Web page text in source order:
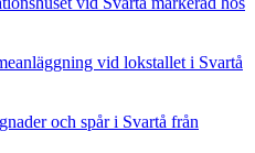
vid lokstallet i Svartå
och spår i Svartå från